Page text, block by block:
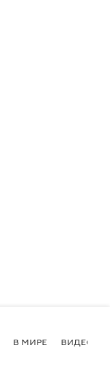
В МИРЕ ВИДЕО